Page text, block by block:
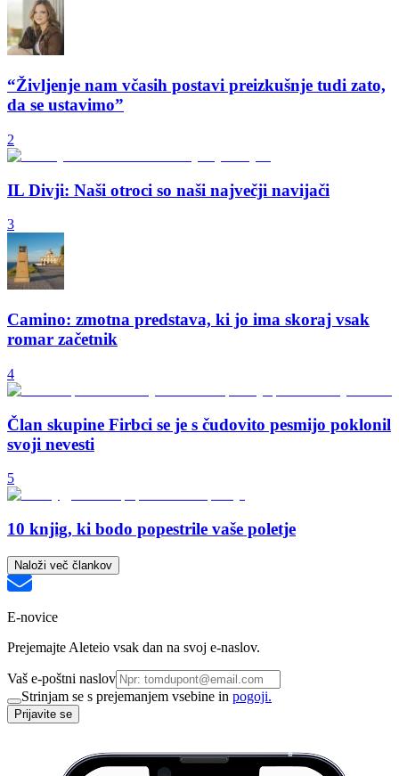
“Življenje nam včasih postavi preizkušnje tudi zato,
da se ustavimo”
2
IL Divji: Naši otroci so naši največji navijači
3
Camino: zmotna predstava, ki jo ima skoraj vsak
romar začetnik
4
Član skupine Firbci se je s čudovito pesmijo poklonil
svoji nevesti
5
10 knjig, ki bodo popestrile vaše poletje
Naloži več člankov
E-novice
Prejemajte Aleteio vsak dan na svoj e-naslov.
Vaš e-poštni naslov
Strinjam se s prejemanjem vsebine in pogoji.
Prijavite se